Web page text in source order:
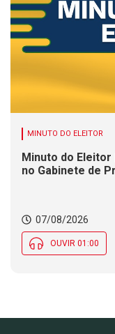
MINUTO DO ELEITOR
Minuto do Eleitor
no Gabinete de
07/08/2026
OUVIR 01:00